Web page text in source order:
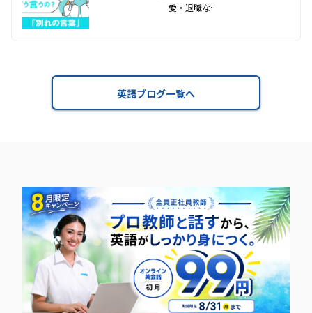
愛・退職な…
英語ブログ一覧へ